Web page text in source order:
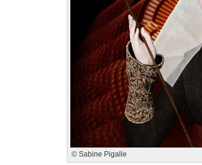
© Sabine Pigalle